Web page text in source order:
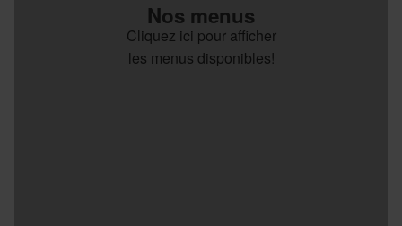
Nos menus
Cliquez ici pour afficher
les menus disponibles!